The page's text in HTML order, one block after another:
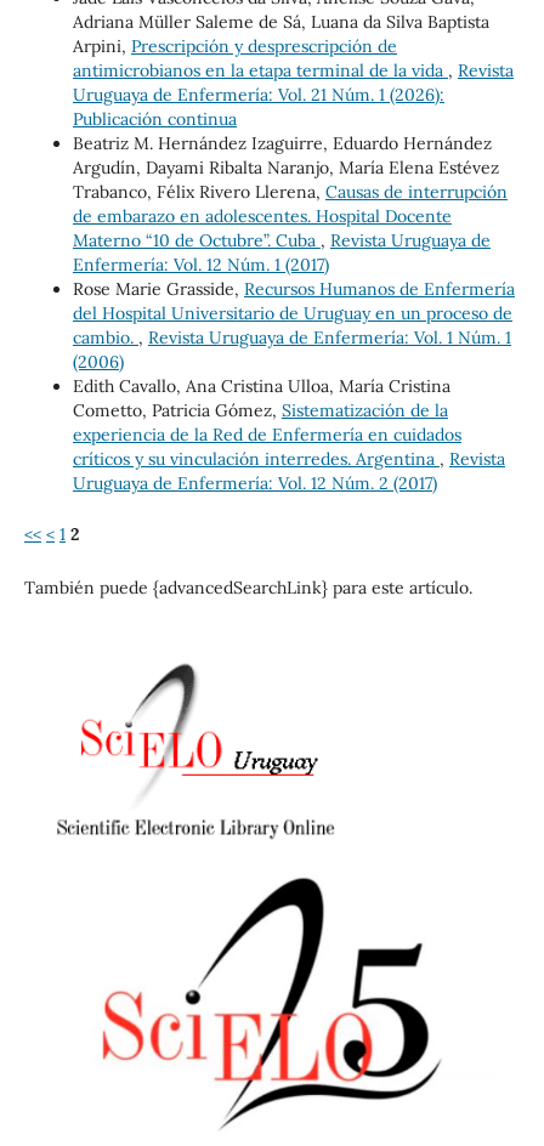
Adriana Müller Saleme de Sá, Luana da Silva Baptista
Arpini, Prescripción y desprescripción de
antimicrobianos en la etapa terminal de la vida , Revista
Uruguaya de Enfermería: Vol. 21 Núm. 1 (2026):
Publicación continua
Beatriz M. Hernández Izaguirre, Eduardo Hernández
Argudín, Dayami Ribalta Naranjo, María Elena Estévez
Trabanco, Félix Rivero Llerena, Causas de interrupción
de embarazo en adolescentes. Hospital Docente
Materno “10 de Octubre”. Cuba , Revista Uruguaya de
Enfermería: Vol. 12 Núm. 1 (2017)
Rose Marie Grasside, Recursos Humanos de Enfermería
del Hospital Universitario de Uruguay en un proceso de
cambio. , Revista Uruguaya de Enfermería: Vol. 1 Núm. 1
(2006)
Edith Cavallo, Ana Cristina Ulloa, María Cristina
Cometto, Patricia Gómez, Sistematización de la
experiencia de la Red de Enfermería en cuidados
críticos y su vinculación interredes. Argentina , Revista
Uruguaya de Enfermería: Vol. 12 Núm. 2 (2017)
<< < 1 2
También puede {advancedSearchLink} para este artículo.